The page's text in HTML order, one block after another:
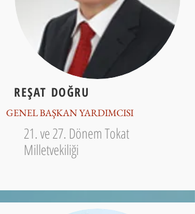
REŞAT DOĞRU
GENEL BAŞKAN YARDIMCISI
21. ve 27. Dönem Tokat
Milletvekiliği